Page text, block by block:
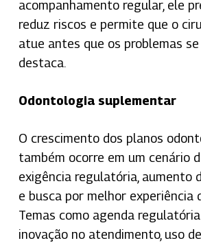
acompanhamento regular, ele
reduz riscos e permite que o
atue antes que os problemas se
destaca.
Odontologia suplementar
O crescimento dos planos
também ocorre em um cenário
exigência regulatória, aumento
e busca por melhor experiência
Temas como agenda regulatória
inovação no atendimento, uso